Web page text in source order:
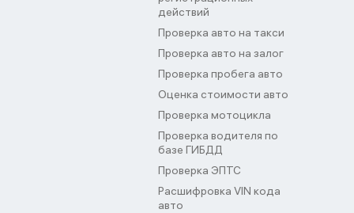
действий
Проверка авто на такси
Проверка авто на залог
Проверка пробега авто
Оценка стоимости авто
Проверка мотоцикла
Проверка водителя по
базе ГИБДД
Проверка ЭПТС
Расшифровка VIN кода
авто